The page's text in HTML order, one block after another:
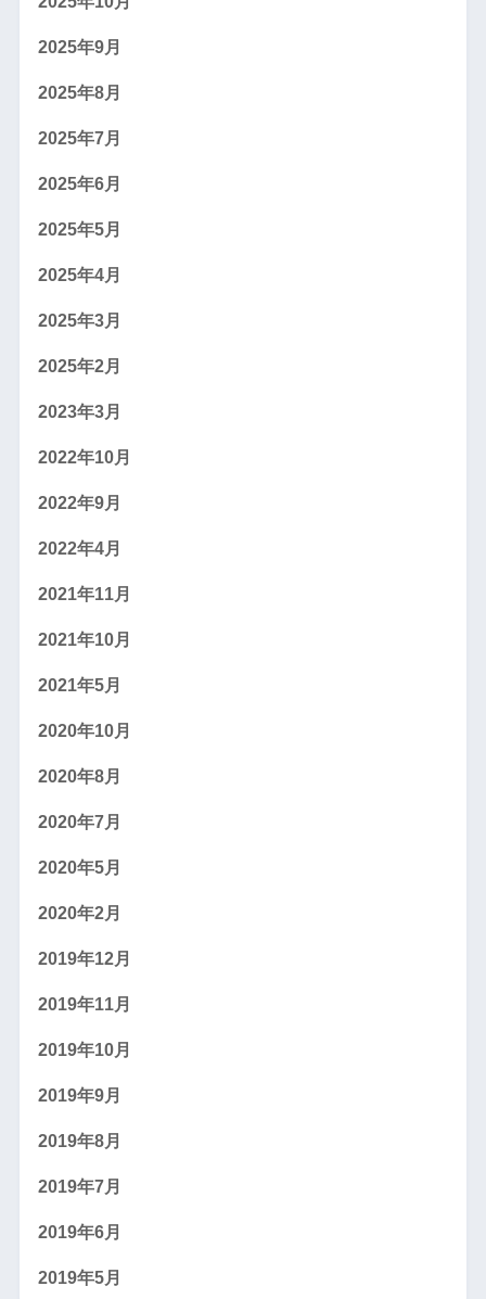
2025年9月
2025年8月
2025年7月
2025年6月
2025年5月
2025年4月
2025年3月
2025年2月
2023年3月
2022年10月
2022年9月
2022年4月
2021年11月
2021年10月
2021年5月
2020年10月
2020年8月
2020年7月
2020年5月
2020年2月
2019年12月
2019年11月
2019年10月
2019年9月
2019年8月
2019年7月
2019年6月
2019年5月